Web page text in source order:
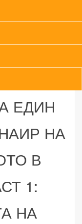
ЕДИН
НА
В
1:
НА